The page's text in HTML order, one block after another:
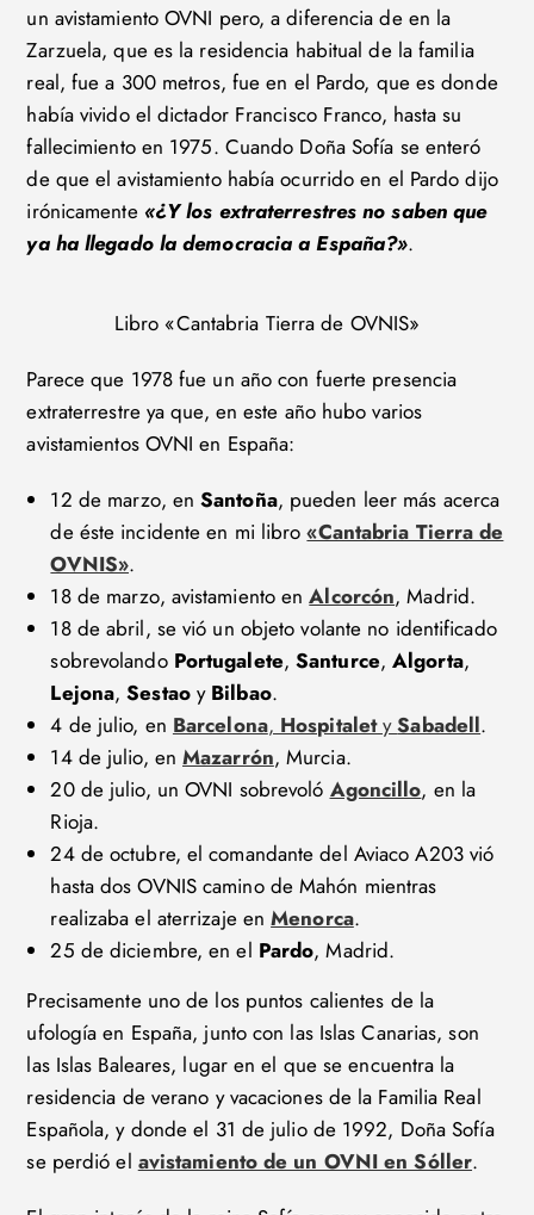
un avistamiento OVNI pero, a diferencia de en la
Zarzuela, que es la residencia habitual de la familia
real, fue a 300 metros, fue en el Pardo, que es donde
había vivido el dictador Francisco Franco, hasta su
fallecimiento en 1975. Cuando Doña Sofía se enteró
de que el avistamiento había ocurrido en el Pardo dijo
irónicamente «¿Y los extraterrestres no saben que
ya ha llegado la democracia a España?».
Libro «Cantabria Tierra de OVNIS»
Parece que 1978 fue un año con fuerte presencia
extraterrestre ya que, en este año hubo varios
avistamientos OVNI en España:
12 de marzo, enSantoña, pueden leer más acerca
de éste incidente en mi libro«Cantabria Tierra de
OVNIS».
18 de marzo, avistamiento enAlcorcón, Madrid.
18 de abril, se vió un objeto volante no identificado
sobrevolando Portugalete,Santurce,Algorta,
Lejona,Sestaoy Bilbao.
4 de julio, en Barcelona, HospitaletySabadell.
14 de julio, enMazarrón, Murcia.
20 de julio, un OVNI sobrevoló Agoncillo, en la
Rioja.
24 de octubre, el comandante del Aviaco A203 vió
hasta dos OVNIS camino de Mahón mientras
realizaba el aterrizaje enMenorca.
25 de diciembre, en el Pardo, Madrid.
Precisamente uno de los puntos calientes de la
ufología en España, junto con las Islas Canarias, son
las Islas Baleares, lugar en el que se encuentra la
residencia de verano y vacaciones de la Familia Real
Española, y donde el 31 de julio de 1992, Doña Sofía
se perdió el avistamiento de un OVNI en Sóller.